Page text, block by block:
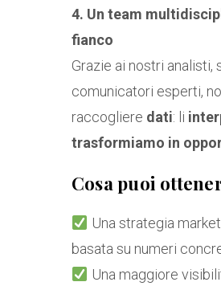
4. Un team
fianco
Grazie ai nostri analisti,
comunicatori esperti,
raccogliere dati: li
trasformiamo in
Cosa puoi
Una strategia
basata su numeri
Una maggiore